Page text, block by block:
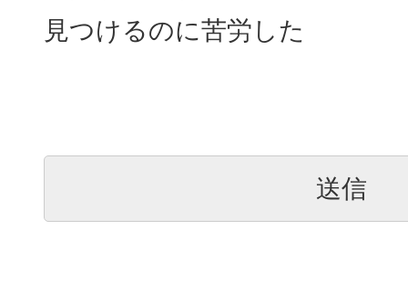
見つけるのに苦労した